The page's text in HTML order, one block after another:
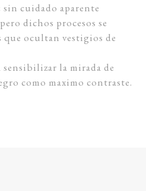
sin cuidado aparente
dichos procesos se
que ocultan vestigios de
la mirada de
como maximo contraste.